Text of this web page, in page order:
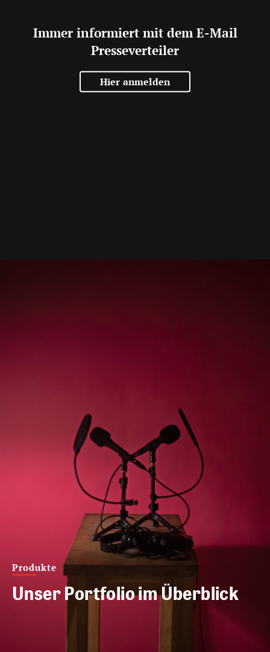
Immer informiert mit dem E-Mail
Presseverteiler
Hier anmelden
Produkte
Unser Portfolio im Überblick